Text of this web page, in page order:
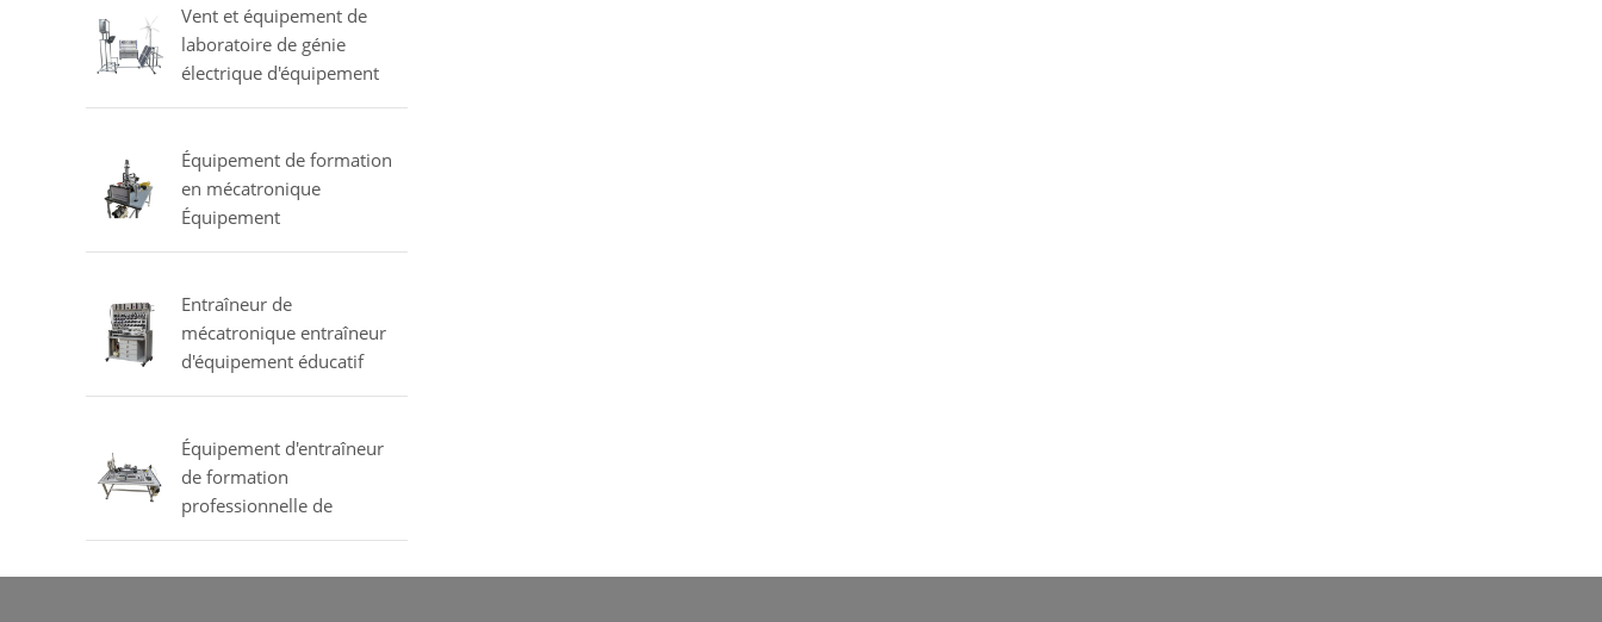
Vent et équipement de
laboratoire de génie
électrique d'équipement
solaire d'entraîneur
Équipement de formation
en mécatronique
Équipement
d'enseignement formateur
Entraîneur de
mécatronique entraîneur
d'équipement éducatif
pneumatique
Équipement d'entraîneur
de formation
professionnelle de
formateur de contrôle de